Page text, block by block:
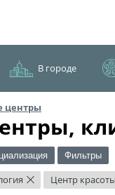
В городе
центры
Фильтры
× Центр